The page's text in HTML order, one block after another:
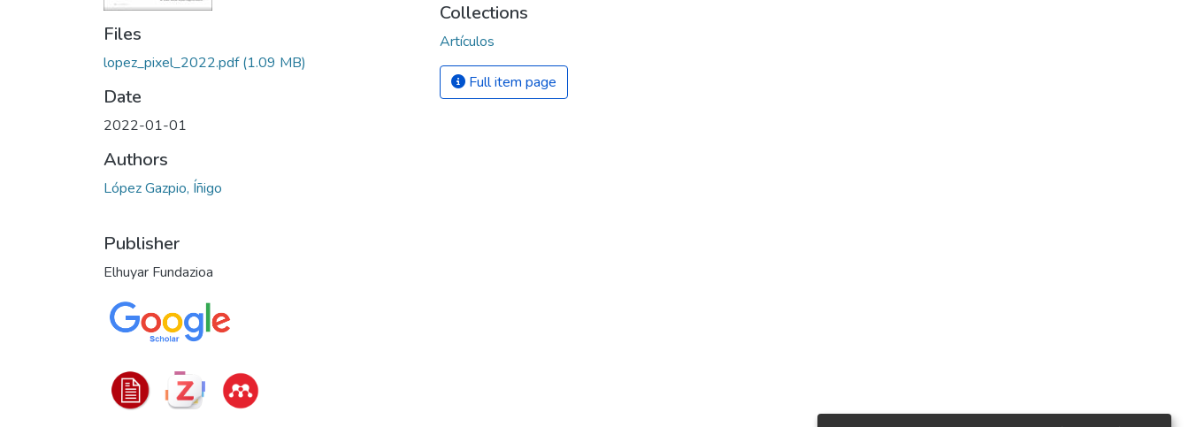
Files
lopez_pixel_2022.pdf(1.09 MB)
Date
2022-01-01
Authors
López Gazpio, Íñigo
Publisher
Elhuyar Fundazioa
Collections
Artículos
Full item page